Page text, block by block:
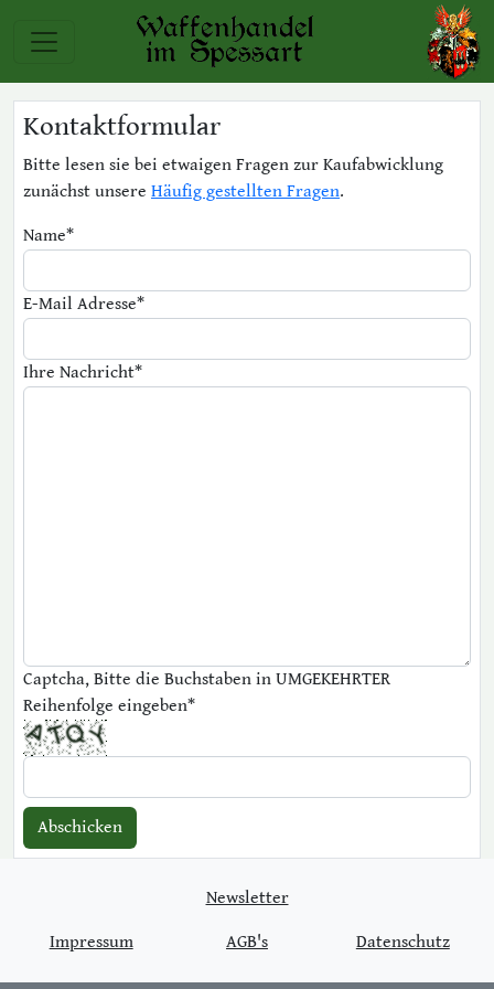
Kontaktformular
Bitte lesen sie bei etwaigen Fragen zur Kaufabwicklung
zunächst unsere Häufig gestellten Fragen.
Name*
E-Mail Adresse*
Ihre Nachricht*
Captcha, Bitte die Buchstaben in UMGEKEHRTER
Reihenfolge eingeben*
Newsletter
Impressum AGB's Datenschutz